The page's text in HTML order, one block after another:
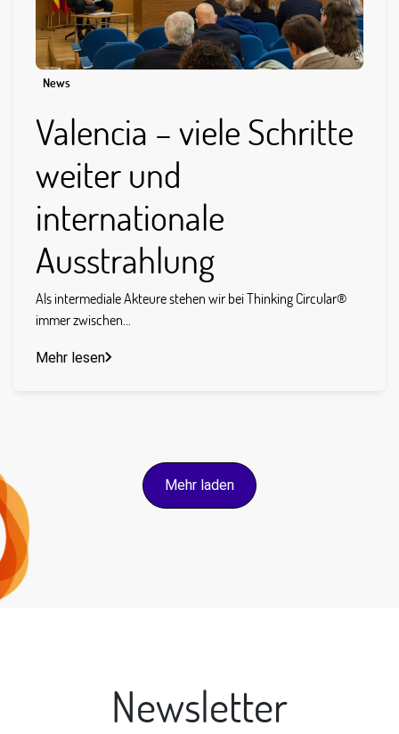
News
Valencia – viele Schritte
weiter und
internationale
Ausstrahlung
Als intermediale Akteure stehen wir bei Thinking Circular®
immer zwischen...
Mehr lesen
Mehr laden
Newsletter